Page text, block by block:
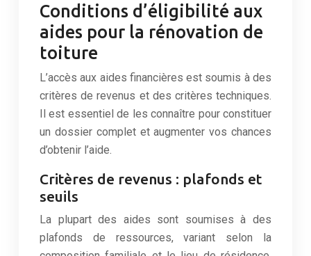
Conditions d’éligibilité aux
aides pour la rénovation de
toiture
L’accès aux aides financières est soumis à des
critères de revenus et des critères techniques.
Il est essentiel de les connaître pour constituer
un dossier complet et augmenter vos chances
d’obtenir l’aide.
Critères de revenus : plafonds et
seuils
La plupart des aides sont soumises à des
plafonds de ressources, variant selon la